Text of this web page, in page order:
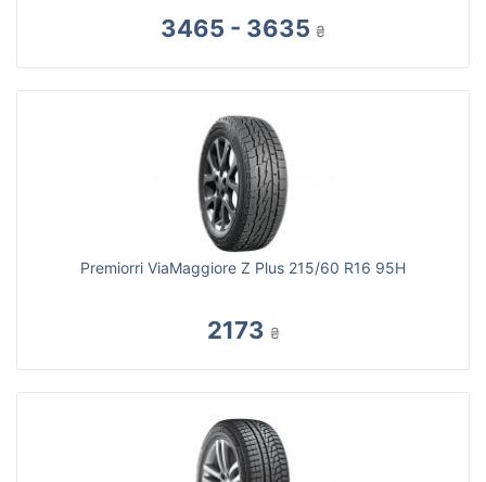
3465 - 3635 ₴
Premiorri ViaMaggiore Z Plus 215/60 R16 95H
2173 ₴